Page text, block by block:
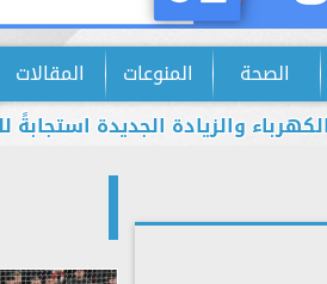
الصحة المنوعات المقالات
الجديدة استجابةً للمواطنين